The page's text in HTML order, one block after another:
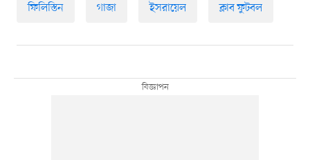
ফিলিস্তিন গাজা ইসরায়েল ক্লাব ফুটবল